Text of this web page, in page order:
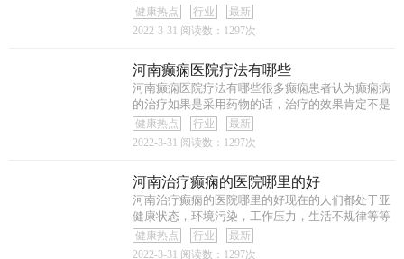
治
健康热点 行业
最新
2022-3-31 阅读数：1297次
河南癫痫医院疗法有哪些
河南癫痫医院疗法有哪些很多癫痫患者认为癫痫病
的治疗如果是采用药物的话，治疗的效果肯定不是
很
健康热点 行业
最新
2022-3-31 阅读数：1297次
河南治疗癫痫的医院哪里的好
河南治疗癫痫的医院哪里的好现在的人们都处于亚
健康状态，环境污染，工作压力，生活不规律等等
都
健康热点 行业
最新
2022-3-31 阅读数：1297次